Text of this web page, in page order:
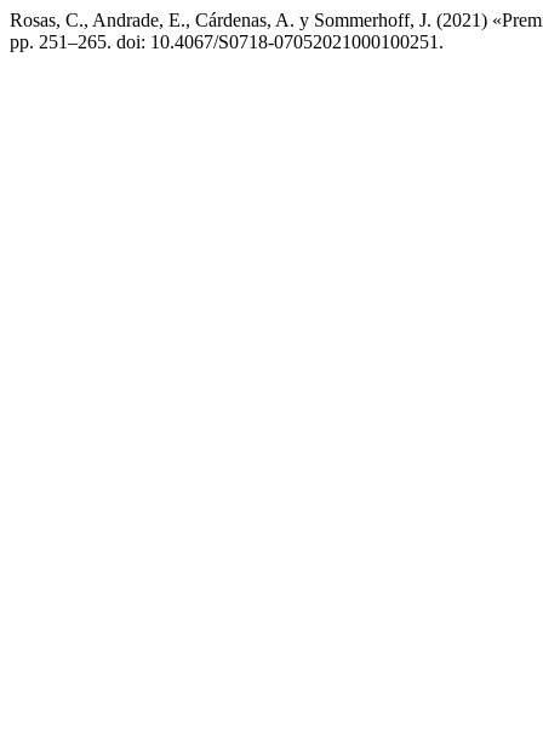
Rosas, C., Andrade, E., Cárdenas, A. y Sommerhoff, J. (2021)
pp. 251–265. doi: 10.4067/S0718-07052021000100251.